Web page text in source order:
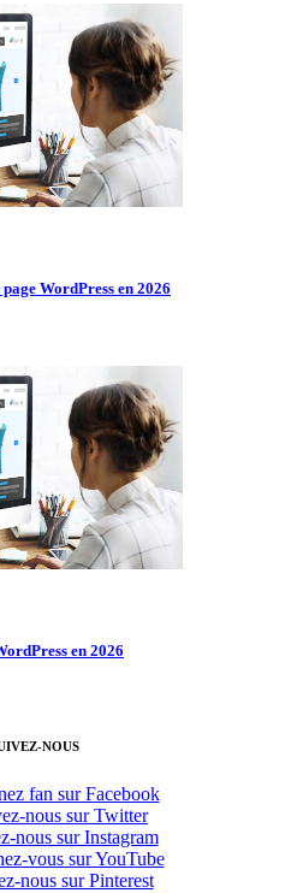
WordPress en 2026
en 2026
NOUS
fan sur Facebook
nous sur Twitter
nous sur Instagram
vous sur YouTube
nous sur Pinterest